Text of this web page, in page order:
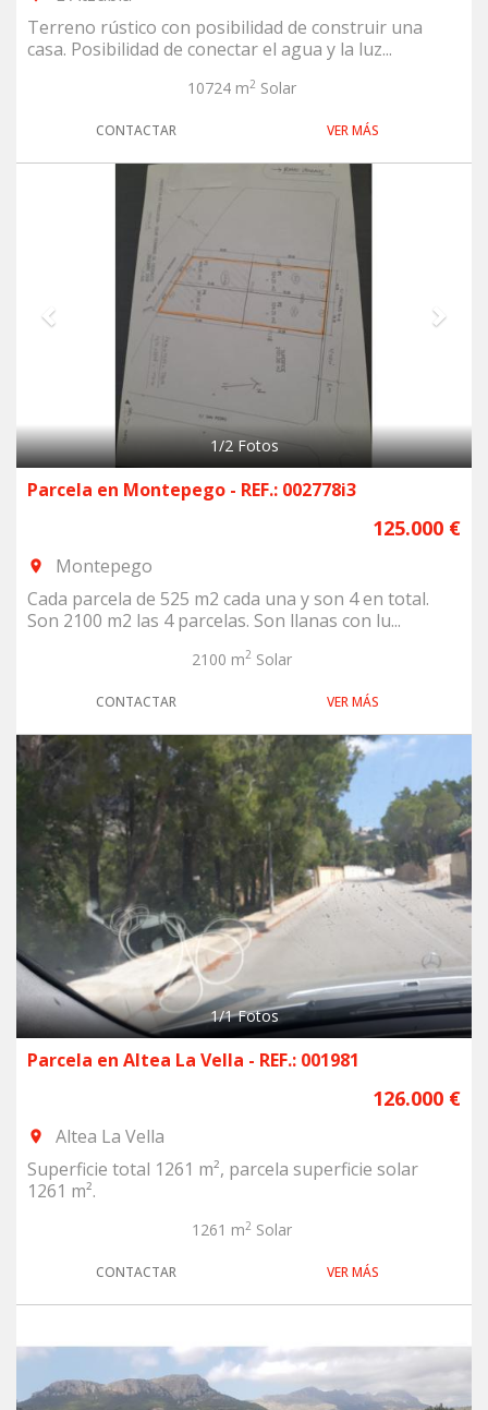
Terreno rústico con posibilidad de construir una
casa. Posibilidad de conectar el agua y la luz...
10724 m2 Solar
CONTACTAR VER MÁS
Previous Next
1/2Fotos
Parcela en Montepego - REF.: 002778i3
125.000 €
room
Montepego
Cada parcela de 525 m2 cada una y son 4 en total.
Son 2100 m2 las 4 parcelas. Son llanas con lu...
2100 m2 Solar
CONTACTAR VER MÁS
1/1Fotos
Parcela en Altea La Vella - REF.: 001981
126.000 €
room
Altea La Vella
Superficie total 1261 m², parcela superficie solar
1261 m².
1261 m2 Solar
CONTACTAR VER MÁS
Previous Next